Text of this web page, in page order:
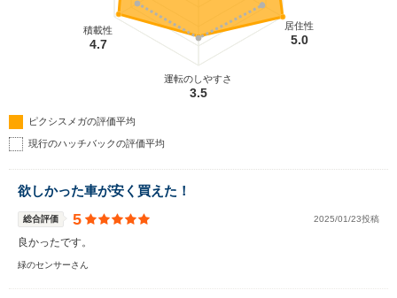
居住性
5.0
運転のしやすさ
3.5
積載性
4.7
ピクシスメガの評価平均
現行のハッチバックの評価平均
欲しかった車が安く買えた！
総合評価 5 2025/01/23投稿
良かったです。
緑のセンサーさん